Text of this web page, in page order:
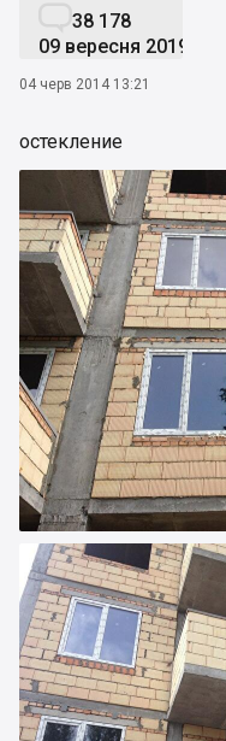
38 178
09 вересня 2019
04 черв 2014 13:21
остекление